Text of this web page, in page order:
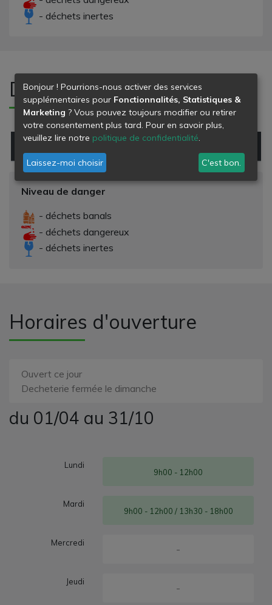
- déchets inertes
Déchets refusés
Niveau de danger
- déchets banals
- déchets dangereux
- déchets inertes
Horaires d'ouverture
Ouvert ce jour
Decheterie fermée le dimanche
du 01/04 au 31/10
Lundi
9h00 - 12h00
Mardi
9h00 - 12h00 / 13h30 - 18h00
Mercredi
-
Jeudi
-
Bonjour ! Pourrions-nous activer des services
supplémentaires pour Fonctionnalités, Statistiques &
Marketing ? Vous pouvez toujours modifier ou retirer
votre consentement plus tard. Pour en savoir plus,
veuillez lire notre politique de confidentialité.
Laissez-moi choisir C'est bon.